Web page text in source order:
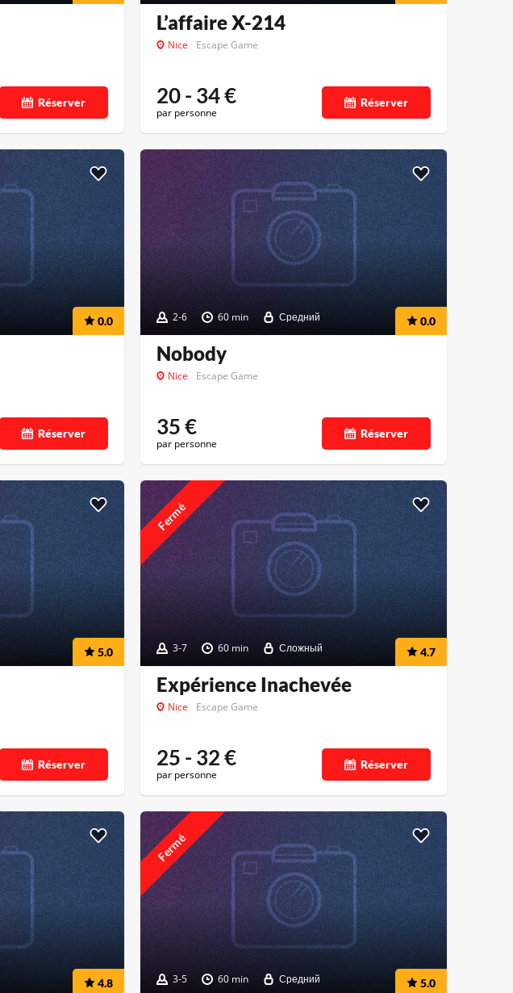
Réserver
L’affaire X-214
Nice Escape Game
20 - 34€
par personne
Réserver
0.0
Réserver
2-6 60 min Средний 0.0
Nobody
Nice Escape Game
35€
par personne
Réserver
5.0
Réserver
3-7 60 min Сложный 4.7
Fermé
Expérience Inachevée
Nice Escape Game
25 - 32€
par personne
Réserver
4.8 3-5 60 min Средний 5.0
Fermé